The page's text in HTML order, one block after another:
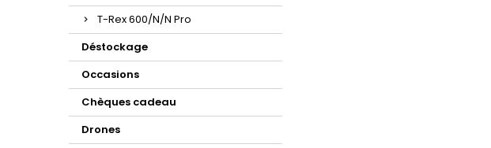
T-Rex 600/N/N Pro
Déstockage
Occasions
Chèques cadeau
Drones